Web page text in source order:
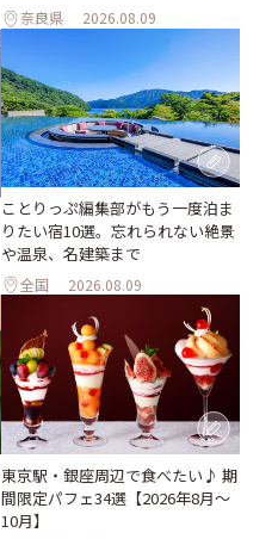
奈良県 2026.08.09
ことりっぷ編集部がもう一度泊ま
りたい宿10選。忘れられない絶景
や温泉、名建築まで
全国 2026.08.09
東京駅・銀座周辺で食べたい♪ 期
間限定パフェ34選【2026年8月～
10月】